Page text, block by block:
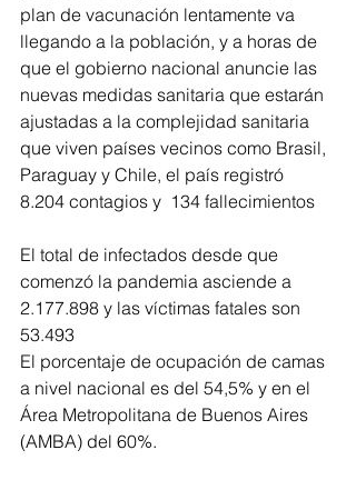
plan de vacunación lentamente va
llegando a la población, y a horas de
que el gobierno nacional anuncie las
nuevas medidas sanitaria que estarán
ajustadas a la complejidad sanitaria
que viven países vecinos como Brasil,
Paraguay y Chile, el país registró
8.204 contagios y  134 fallecimientos
El total de infectados desde que
comenzó la pandemia asciende a
2.177.898 y las víctimas fatales son
53.493
El porcentaje de ocupación de camas
a nivel nacional es del 54,5% y en el
Área Metropolitana de Buenos Aires
(AMBA) del 60%.